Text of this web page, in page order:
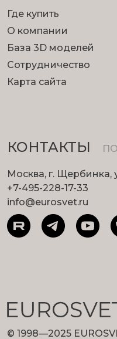
Где купить
О компании
База 3D моделей
Сотрудничество
Карта сайта
КОНТАКТЫ
Москва, г. Щербинка,
+7-495-228-17-33
info@eurosvet.ru
© 1998—2025